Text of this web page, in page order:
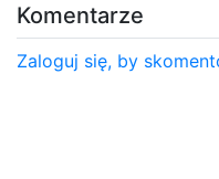
Komentarze
Zaloguj się, by